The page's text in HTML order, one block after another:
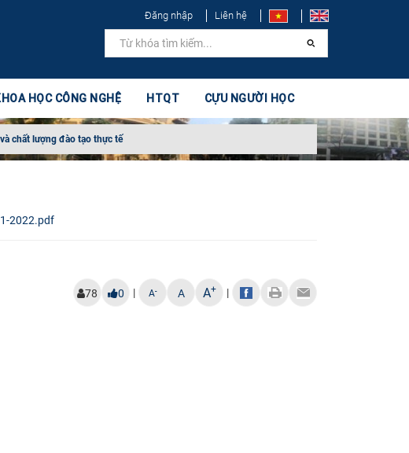
Đăng nhập Liên hệ
HỌC CÔNG NGHỆ HTQT CỰU NGƯỜI HỌC
chất lượng đào tạo thực tế
2022.pdf
78 0 | A- A A+ |